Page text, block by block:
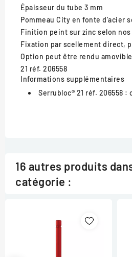
Épaisseur du tube 3 mm
Pommeau City en fonte d’acier
Finition peint sur zinc selon
Fixation par scellement direct,
Option peut être rendu
21 réf. 206558
Informations supplémentaires
Serrubloc® 21 réf. 206558 :
16 autres produits
catégorie :